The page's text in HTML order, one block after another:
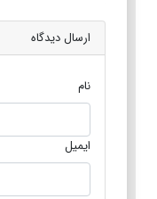
ارسال دیدگاه
نام
ایمیل